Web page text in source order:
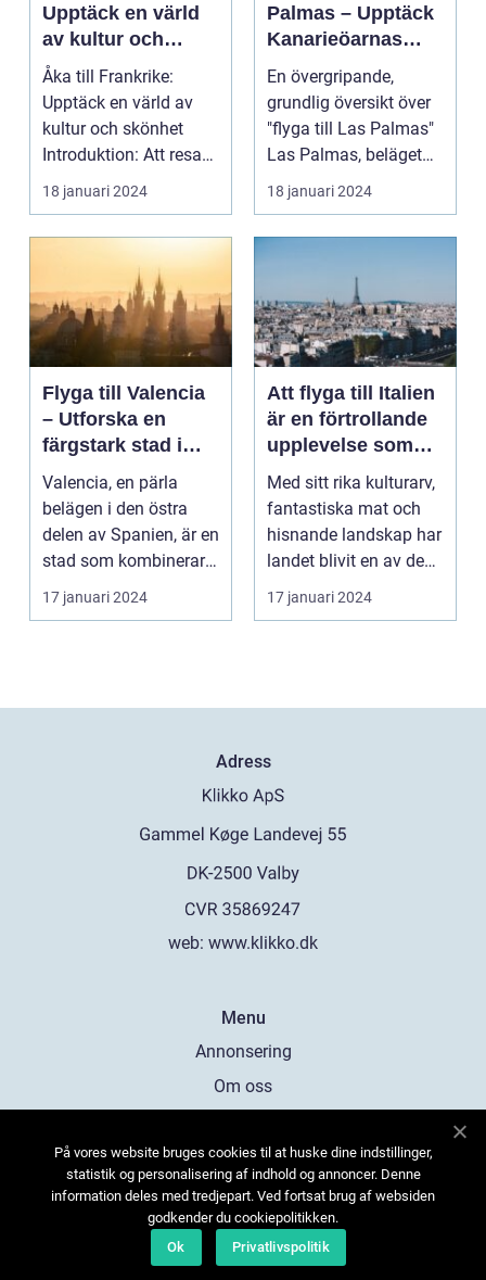
Upptäck en värld
av kultur och
skönhet
Åka till Frankrike:
Upptäck en värld av
kultur och skönhet
Introduktion: Att resa
till Frankrike är...
18 januari 2024
Palmas – Upptäck
Kanarieöarnas
pärla
En övergripande,
grundlig översikt över
"flyga till Las Palmas"
Las Palmas, beläget
på Gran Canaria...
18 januari 2024
Flyga till Valencia
– Utforska en
färgstark stad i
Spanien
Valencia, en pärla
belägen i den östra
delen av Spanien, är en
stad som kombinerar
kustens skönhet m...
17 januari 2024
Att flyga till Italien
är en förtrollande
upplevelse som
lockar besökare
från hela världen
Med sitt rika kulturarv,
fantastiska mat och
hisnande landskap har
landet blivit en av de
populärast...
17 januari 2024
Adress
web: www.klikko.dk
Menu
Annonsering
Om oss
Kontakta oss
Sitemap
På vores website bruges cookies til at huske dine indstillinger,
statistik og personalisering af indhold og annoncer. Denne
information deles med tredjepart. Ved fortsat brug af websiden
godkender du cookiepolitikken.
Ok
Privatlivspolitik